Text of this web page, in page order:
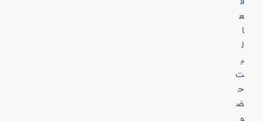
ع
ا
ل
ی
ت
ح
ض